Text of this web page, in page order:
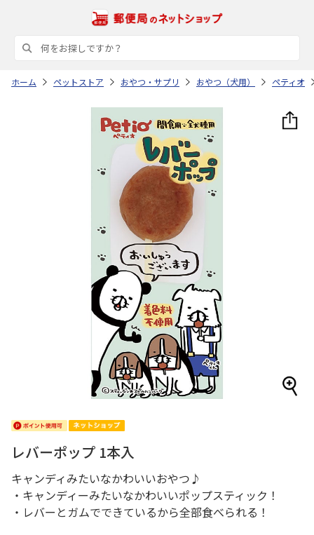
ホーム ペットストア おやつ・サプリ おやつ（犬用） ペティオ
レバーポップ 1本入
キャンディみたいなかわいいおやつ♪
・キャンディーみたいなかわいいポップスティック！
・レバーとガムでできているから全部食べられる！